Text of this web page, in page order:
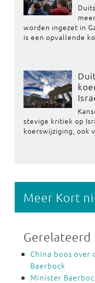
worden ingezet in
is een opvallende
stevige kritiek op
koerswijziging, ook
Meer Kort
Gerelateerd
China boos
Baerbock
Minister